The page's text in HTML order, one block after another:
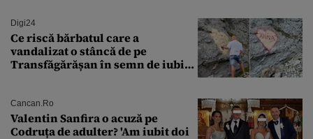
Digi24
Ce riscă bărbatul care a
vandalizat o stâncă de pe
Transfăgărășan în semn de iubire
Cancan.ro
Valentin Sanfira o acuză pe
Codruța de adulter? 'Am iubit doi